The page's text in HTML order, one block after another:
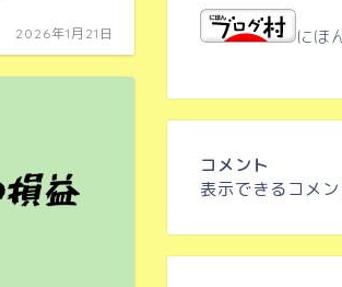
2026年1月21日 にほ
コメント
表示できるコメン